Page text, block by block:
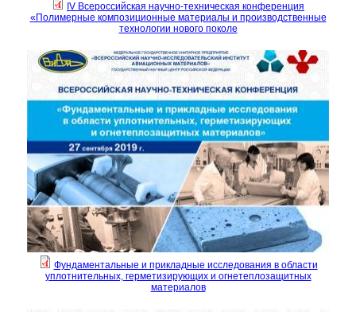
IV Всероссийская научно-техническая конференция
«Полимерные композиционные материалы и производственные
технологии нового поколе
Фундаментальные и прикладные исследования в области
уплотнительных, герметизирующих и огнетеплозащитных
материалов